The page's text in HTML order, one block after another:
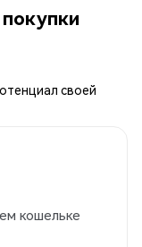
своей
кошельке